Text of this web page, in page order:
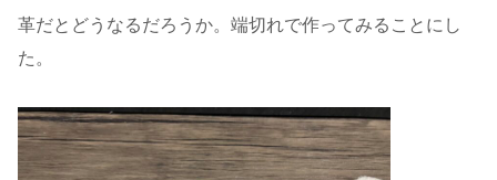
革だとどうなるだろうか。端切れで作ってみることにし
た。